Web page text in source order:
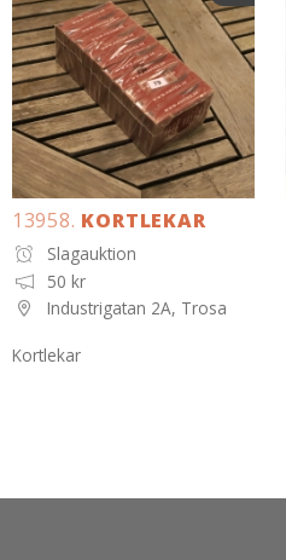
13958. KORTLEKAR
Slagauktion
50 kr
Industrigatan 2A, Trosa
Kortlekar